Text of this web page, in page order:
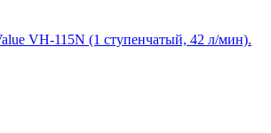
VH-115N (1 ступенчатый, 42 л/мин).